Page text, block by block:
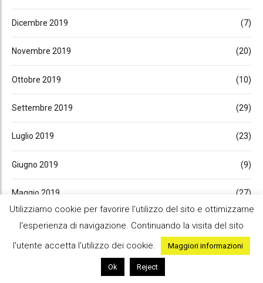
Dicembre 2019 (7)
Novembre 2019 (20)
Ottobre 2019 (10)
Settembre 2019 (29)
Luglio 2019 (23)
Giugno 2019 (9)
Maggio 2019 (27)
Aprile 2019 (13)
Marzo 2019 (29)
Utilizziamo cookie per favorire l'utilizzo del sito e ottimizzarne
l'esperienza di navigazione. Continuando la visita del sito
l'utente accetta l'utilizzo dei cookie.
Maggiori informazioni
Ok Reject